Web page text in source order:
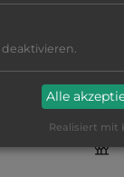
Alle
Realisiert mit